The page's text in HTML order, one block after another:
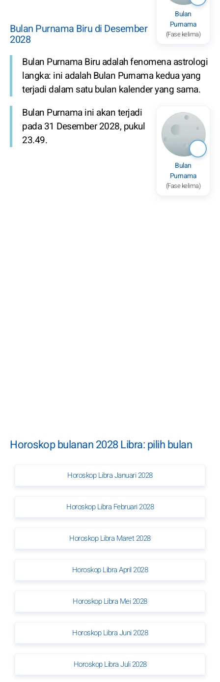
Bulan
Purnama
(Fase kelima)
Bulan Purnama Biru di Desember
2028
Bulan Purnama Biru adalah fenomena astrologi
langka: ini adalah Bulan Purnama kedua yang
terjadi dalam satu bulan kalender yang sama.
Bulan
Purnama
(Fase kelima)
Bulan Purnama ini akan terjadi
pada 31 Desember 2028, pukul
23.49.
Horoskop bulanan 2028 Libra: pilih bulan
Horoskop Libra Januari 2028
Horoskop Libra Februari 2028
Horoskop Libra Maret 2028
Horoskop Libra April 2028
Horoskop Libra Mei 2028
Horoskop Libra Juni 2028
Horoskop Libra Juli 2028